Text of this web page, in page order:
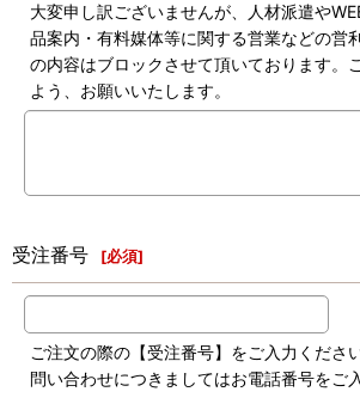
大変申し訳ございませんが、人材派遣や
品案内・有料媒体等に関する営業などの営
の内容はブロックさせて頂いております。
よう、お願いいたします。
受注番号 [必須]
ご注文の際の【受注番号】をご入力くださ
問い合わせにつきましてはお電話番号をご